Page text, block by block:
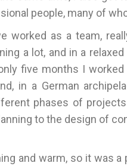
people, many of
worked as a team,
a lot, and in a
five months I
in a German
phases of
to the design of
and warm, so it was